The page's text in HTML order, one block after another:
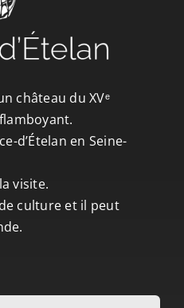
château du XVᵉ
d’Ételan en Seine-
visite.
culture et il peut